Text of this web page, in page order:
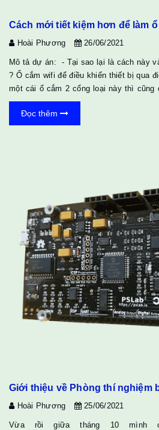
Cách mới tiết kiệm hơn để làm
Hoài Phương 26/06/2021
Mô tả dự án: - Tại sao lại là cách này
? Ổ cắm wifi để điều khiển thiết bị qua
một cái ổ cắm 2 cổng loại này thì cũng
khác thì một cổng cũng gần hai trăm
nhưng lại phải vứt bỏ cái ổ cắm cũ đi
bị mới vào, ổ cắm wifi tiện thì đúng tiện
Đọc thêm
Giới thiệu về Phòng thí nghiệm
Hoài Phương 25/06/2021
Vừa rồi giữa tháng 10 mình